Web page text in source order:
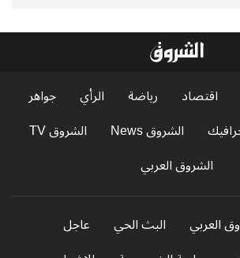
اقتصاد رياضة الرأي
جواهر
الشروق News
الشروق TV
الشروق العربي
العربي البث الحي
عاجل